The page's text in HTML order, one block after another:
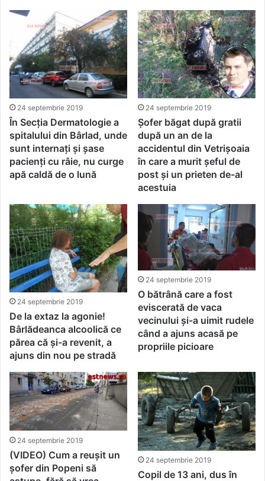
24 septembrie 2019
În Secția Dermatologie a
spitalului din Bârlad, unde
sunt internați și șase
pacienți cu râie, nu curge
apă caldă de o lună
24 septembrie 2019
Șofer băgat după gratii
după un an de la
accidentul din Vetrișoaia
în care a murit șeful de
post și un prieten de-al
acestuia
24 septembrie 2019
De la extaz la agonie!
Bârlădeanca alcoolică ce
părea că și-a revenit, a
ajuns din nou pe stradă
24 septembrie 2019
O bătrână care a fost
eviscerată de vaca
vecinului și-a uimit rudele
când a ajuns acasă pe
propriile picioare
24 septembrie 2019
(VIDEO) Cum a reușit un
șofer din Popeni să
24 septembrie 2019
Copil de 13 ani, dus în